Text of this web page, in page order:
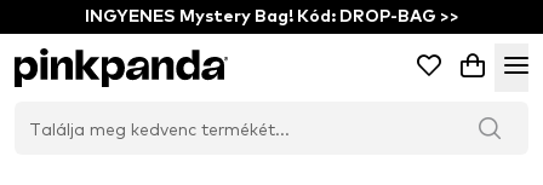
INGYENES Mystery Bag! Kód: DROP-BAG >>